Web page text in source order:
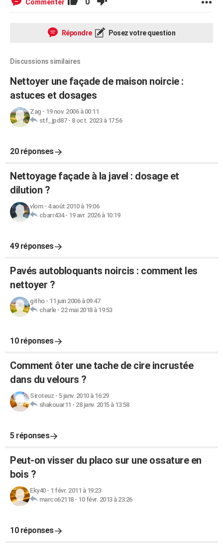
Commenter
Répondre Posez votre question
Discussions similaires
Nettoyer une façade de maison noircie :
astuces et dosages
Zag - 19 nov. 2006 à 00:11
stf_jpd87- 8 oct. 2023 à 17:56
20 réponses
Nettoyage façade à la javel : dosage et
dilution ?
vlom- 4 août 2010 à 19:06
cbarr434- 19 avr. 2026 à 10:19
49 réponses
Pavés autobloquants noircis : comment les
nettoyer ?
githo- 11 juin 2006 à 09:47
charle- 22 mai 2018 à 19:53
10 réponses
Comment ôter une tache de cire incrustée
dans du velours ?
Siroteuz - 5 janv. 2010 à 16:29
shakouar11 - 28 janv. 2015 à 13:58
5 réponses
Peut-on visser du placo sur une ossature en
bois ?
Eky40- 1 févr. 2011 à 19:23
marco62118- 10 févr. 2013 à 23:26
10 réponses